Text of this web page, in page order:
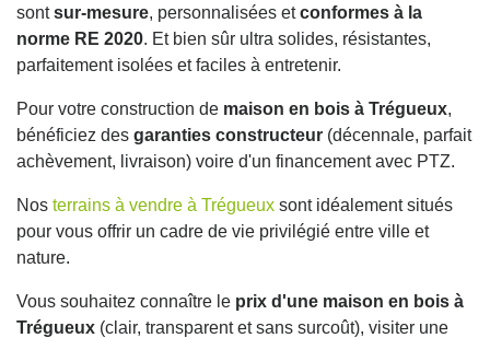
sontsur-mesure, personnalisées etconformes à la
norme RE 2020. Et bien sûr ultra solides, résistantes,
parfaitement isolées et faciles à entretenir.
Pour votre construction de maison en bois à Trégueux,
bénéficiez des garanties constructeur (décennale, parfait
achèvement, livraison) voire d'un financement avec PTZ.
Nos terrains à vendre à Trégueux sont idéalement situés
pour vous offrir un cadre de vie privilégié entre ville et
nature.
Vous souhaitez connaître le prix d'une maison en bois à
Trégueux (clair, transparent et sans surcoût), visiter une